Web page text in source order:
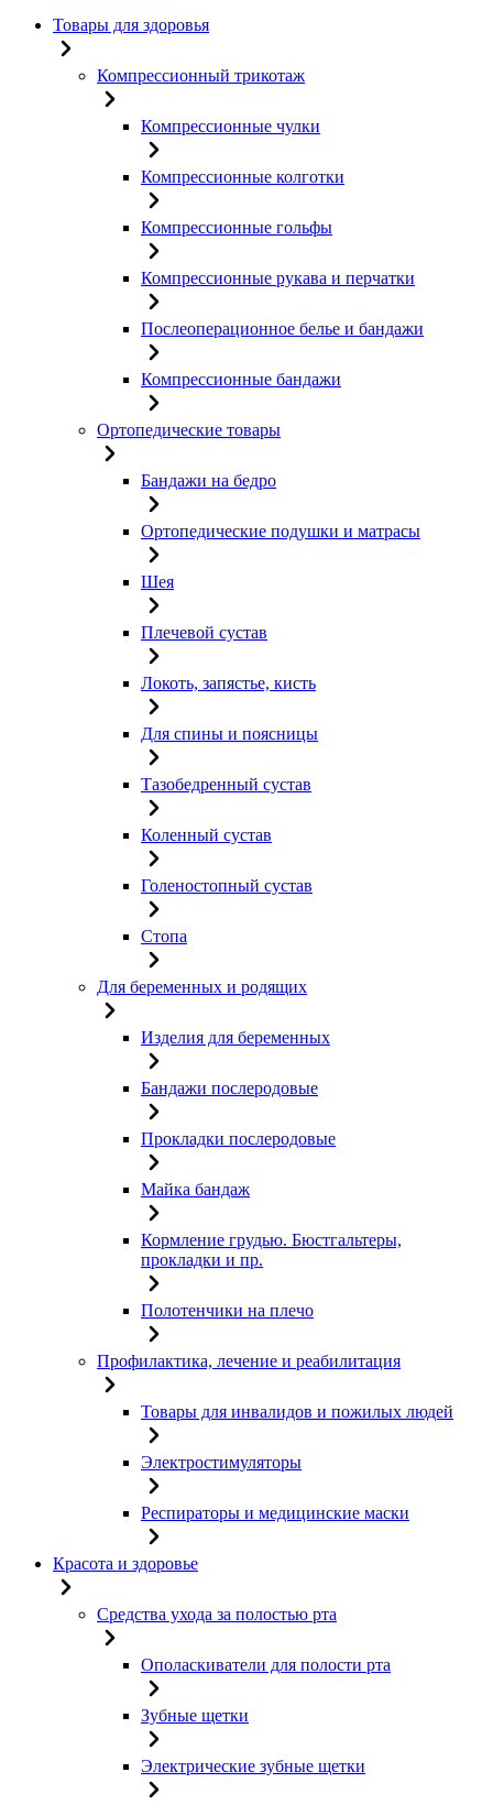
Товары для здоровья
Компрессионный трикотаж
Компрессионные чулки
Компрессионные колготки
Компрессионные гольфы
Компрессионные рукава и перчатки
Послеоперационное белье и бандажи
Компрессионные бандажи
Ортопедические товары
Бандажи на бедро
Ортопедические подушки и матрасы
Шея
Плечевой сустав
Локоть, запястье, кисть
Для спины и поясницы
Тазобедренный сустав
Коленный сустав
Голеностопный сустав
Стопа
Для беременных и родящих
Изделия для беременных
Бандажи послеродовые
Прокладки послеродовые
Майка бандаж
Кормление грудью. Бюстгальтеры,
прокладки и пр.
Полотенчики на плечо
Профилактика, лечение и реабилитация
Товары для инвалидов и пожилых людей
Электростимуляторы
Респираторы и медицинские маски
Красота и здоровье
Средства ухода за полостью рта
Ополаскиватели для полости рта
Зубные щетки
Электрические зубные щетки